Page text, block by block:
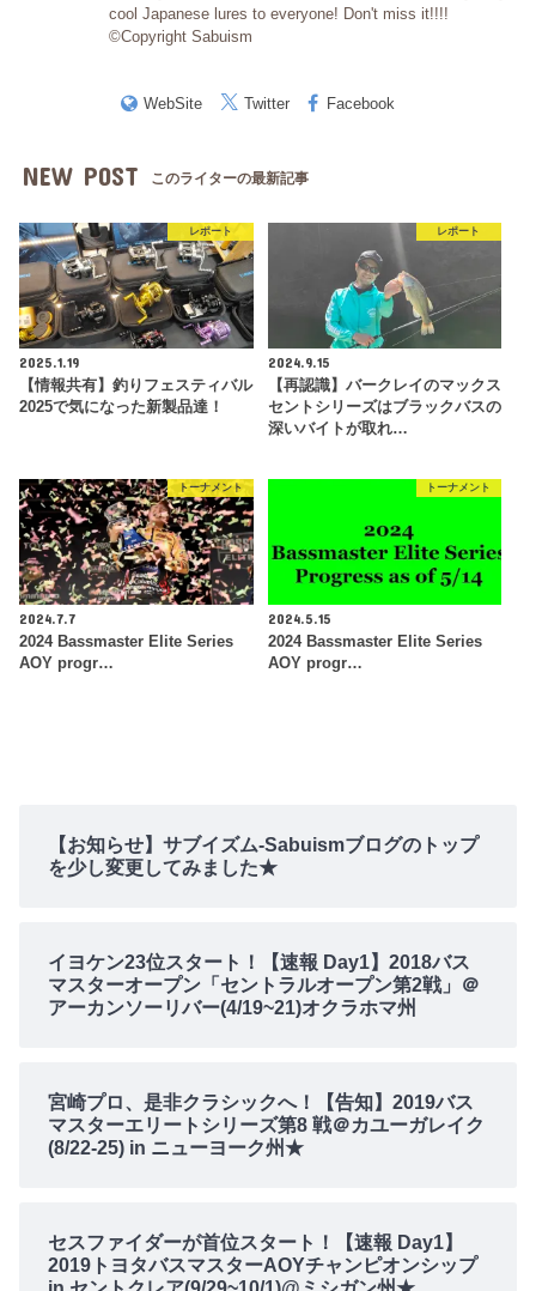
cool Japanese lures to everyone! Don't miss it!!!!
©Copyright Sabuism
WebSite Twitter Facebook
NEW POST このライターの最新記事
レポート
2025.1.19
【情報共有】釣りフェスティバル
2025で気になった新製品達！
レポート
2024.9.15
【再認識】バークレイのマックス
セントシリーズはブラックバスの
深いバイトが取れ…
トーナメント
2024.7.7
2024 Bassmaster Elite Series
AOY progr…
トーナメント
2024.5.15
2024 Bassmaster Elite Series
AOY progr…
【お知らせ】サブイズム-Sabuismブログのトップ
を少し変更してみました★
イヨケン23位スタート！【速報 Day1】2018バス
マスターオープン「セントラルオープン第2戦」＠
アーカンソーリバー(4/19~21)オクラホマ州
宮崎プロ、是非クラシックへ！【告知】2019バス
マスターエリートシリーズ第8 戦＠カユーガレイク
(8/22-25) in ニューヨーク州★
セスファイダーが首位スタート！【速報 Day1】
2019トヨタバスマスターAOYチャンピオンシップ